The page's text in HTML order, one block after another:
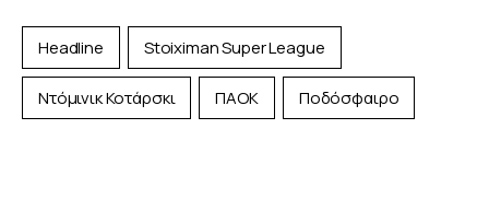
Headline Stoiximan Super League
Ντόμινικ Κοτάρσκι ΠΑΟΚ Ποδόσφαιρο